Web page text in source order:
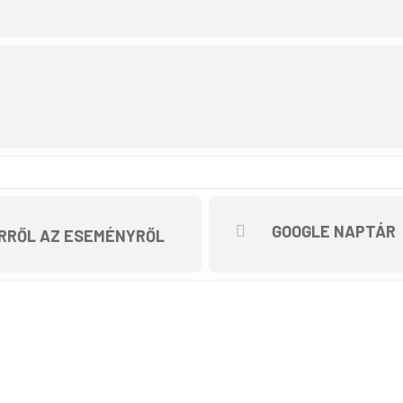
Kolostor belépő: 1000.-/fő
AZ ESEMÉNYRŐL GOOGLE NAPTÁR